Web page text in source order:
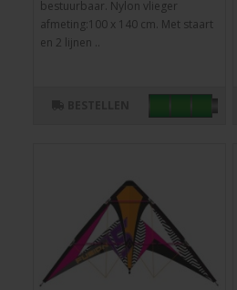
bestuurbaar. Nylon vlieger
afmeting:100 x 140 cm. Met staart
en 2 lijnen ..